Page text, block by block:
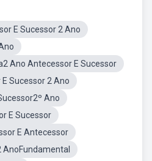
E Sucessor 2 Ano
Ano Antecessor E Sucessor
Sucessor 2 Ano
Ano
E Sucessor
E Antecessor
AnoFundamental